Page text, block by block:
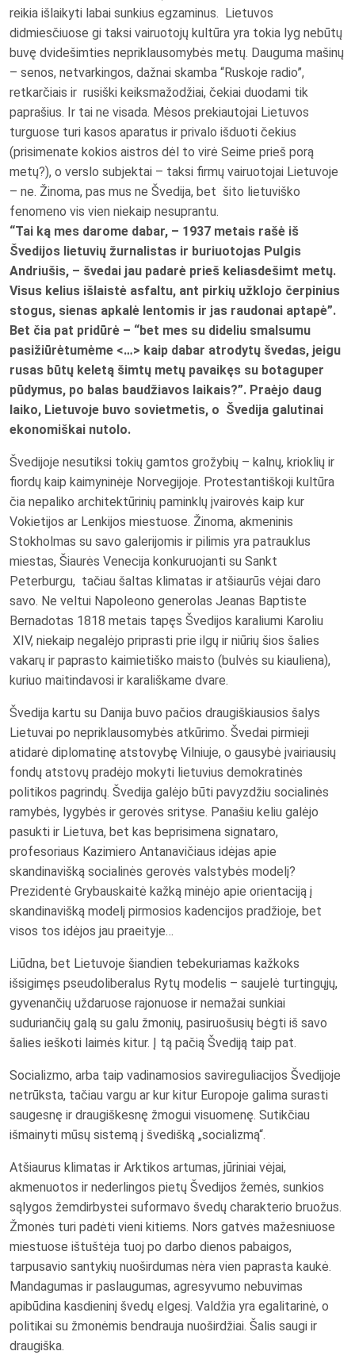
reikia išlaikyti labai sunkius egzaminus. Lietuvos
didmiesčiuose gi taksi vairuotojų kultūra yra tokia lyg nebūtų
buvę dvidešimties nepriklausomybės metų. Dauguma mašinų
– senos, netvarkingos, dažnai skamba “Ruskoje radio”,
retkarčiais ir rusiški keiksmažodžiai, čekiai duodami tik
paprašius. Ir tai ne visada. Mėsos prekiautojai Lietuvos
turguose turi kasos aparatus ir privalo išduoti čekius
(prisimenate kokios aistros dėl to virė Seime prieš porą
metų?), o verslo subjektai – taksi firmų vairuotojai Lietuvoje
– ne. Žinoma, pas mus ne Švedija, bet šito lietuviško
fenomeno vis vien niekaip nesuprantu.
“Tai ką mes darome dabar, – 1937 metais rašė iš
Švedijos lietuvių žurnalistas ir buriuotojas Pulgis
Andriušis, – švedai jau padarė prieš keliasdešimt metų.
Visus kelius išlaistė asfaltu, ant pirkių užklojo čerpinius
stogus, sienas apkalė lentomis ir jas raudonai aptapė”.
Bet čia pat pridūrė – “bet mes su dideliu smalsumu
pasižiūrėtumėme <…> kaip dabar atrodytų švedas, jeigu
rusas būtų keletą šimtų metų pavaikęs su botaguper
pūdymus, po balas baudžiavos laikais?”. Praėjo daug
laiko, Lietuvoje buvo sovietmetis, o Švedija galutinai
ekonomiškai nutolo.
Švedijoje nesutiksi tokių gamtos grožybių – kalnų, krioklių ir
fiordų kaip kaimyninėje Norvegijoje. Protestantiškoji kultūra
čia nepaliko architektūrinių paminklų įvairovės kaip kur
Vokietijos ar Lenkijos miestuose. Žinoma, akmeninis
Stokholmas su savo galerijomis ir pilimis yra patrauklus
miestas, Šiaurės Venecija konkuruojanti su Sankt
Peterburgu, tačiau šaltas klimatas ir atšiaurūs vėjai daro
savo. Ne veltui Napoleono generolas Jeanas Baptiste
Bernadotas 1818 metais tapęs Švedijos karaliumi Karoliu
XIV, niekaip negalėjo priprasti prie ilgų ir niūrių šios šalies
vakarų ir paprasto kaimietiško maisto (bulvės su kiauliena),
kuriuo maitindavosi ir karališkame dvare.
Švedija kartu su Danija buvo pačios draugiškiausios šalys
Lietuvai po nepriklausomybės atkūrimo. Švedai pirmieji
atidarė diplomatinę atstovybę Vilniuje, o gausybė įvairiausių
fondų atstovų pradėjo mokyti lietuvius demokratinės
politikos pagrindų. Švedija galėjo būti pavyzdžiu socialinės
ramybės, lygybės ir gerovės srityse. Panašiu keliu galėjo
pasukti ir Lietuva, bet kas beprisimena signataro,
profesoriaus Kazimiero Antanavičiaus idėjas apie
skandinavišką socialinės gerovės valstybės modelį?
Prezidentė Grybauskaitė kažką minėjo apie orientaciją į
skandinavišką modelį pirmosios kadencijos pradžioje, bet
visos tos idėjos jau praeityje…
Liūdna, bet Lietuvoje šiandien tebekuriamas kažkoks
išsigimęs pseudoliberalus Rytų modelis – saujelė turtingųjų,
gyvenančių uždaruose rajonuose ir nemažai sunkiai
suduriančių galą su galu žmonių, pasiruošusių bėgti iš savo
šalies ieškoti laimės kitur. Į tą pačią Švediją taip pat.
Socializmo, arba taip vadinamosios savireguliacijos Švedijoje
netrūksta, tačiau vargu ar kur kitur Europoje galima surasti
saugesnę ir draugiškesnę žmogui visuomenę. Sutikčiau
išmainyti mūsų sistemą į švedišką „socializmą“.
Atšiaurus klimatas ir Arktikos artumas, jūriniai vėjai,
akmenuotos ir nederlingos pietų Švedijos žemės, sunkios
sąlygos žemdirbystei suformavo švedų charakterio bruožus.
Žmonės turi padėti vieni kitiems. Nors gatvės mažesniuose
miestuose ištuštėja tuoj po darbo dienos pabaigos,
tarpusavio santykių nuoširdumas nėra vien paprasta kaukė.
Mandagumas ir paslaugumas, agresyvumo nebuvimas
apibūdina kasdieninį švedų elgesį. Valdžia yra egalitarinė, o
politikai su žmonėmis bendrauja nuoširdžiai. Šalis saugi ir
draugiška.